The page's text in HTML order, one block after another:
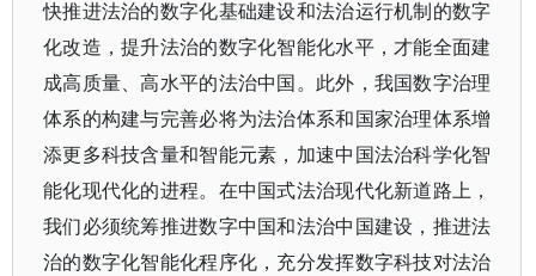
快推进法治的数字化基础建设和法治运行机制的数字
化改造，提升法治的数字化智能化水平，才能全面建
成高质量、高水平的法治中国。此外，我国数字治理
体系的构建与完善必将为法治体系和国家治理体系增
添更多科技含量和智能元素，加速中国法治科学化智
能化现代化的进程。在中国式法治现代化新道路上，
我们必须统筹推进数字中国和法治中国建设，推进法
治的数字化智能化程序化，充分发挥数字科技对法治